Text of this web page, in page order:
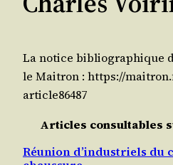
La notice bibliographique
le Maitron : https://
article86487
Articles consultables
Réunion d’industriels du